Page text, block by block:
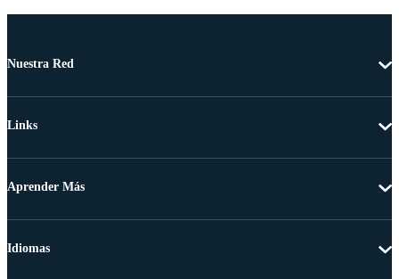
Nuestra Red
Links
Aprender Más
Idiomas